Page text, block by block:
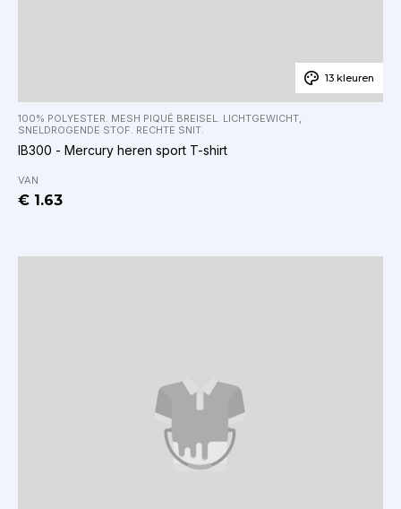
13 kleuren
100% POLYESTER. MESH PIQUÉ BREISEL. LICHTGEWICHT,
SNELDROGENDE STOF. RECHTE SNIT.
IB300 - Mercury heren sport T-shirt
VAN
€ 1.63